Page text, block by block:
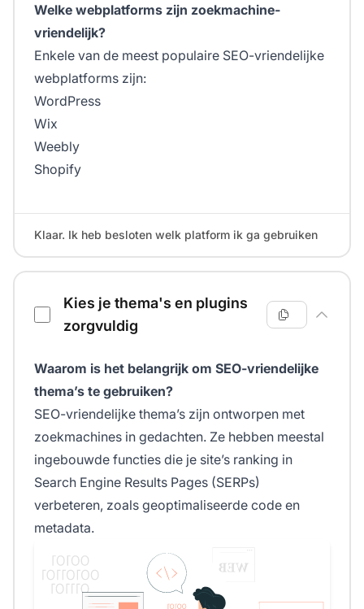
Welke webplatforms zijn zoekmachine-
vriendelijk?
Enkele van de meest populaire SEO-vriendelijke
webplatforms zijn:
WordPress
Wix
Weebly
Shopify
Klaar. Ik heb besloten welk platform ik ga gebruiken
Kies je thema's en plugins
zorgvuldig
Waarom is het belangrijk om SEO-vriendelijke
thema’s te gebruiken?
SEO-vriendelijke thema’s zijn ontworpen met
zoekmachines in gedachten. Ze hebben meestal
ingebouwde functies die je site’s ranking in
Search Engine Results Pages (SERPs)
verbeteren, zoals geoptimaliseerde code en
metadata.